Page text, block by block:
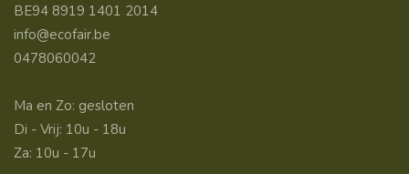
BE94 8919 1401 2014
info@ecofair.be
0478060042
Ma en Zo: gesloten
Di - Vrij: 10u - 18u
Za: 10u - 17u